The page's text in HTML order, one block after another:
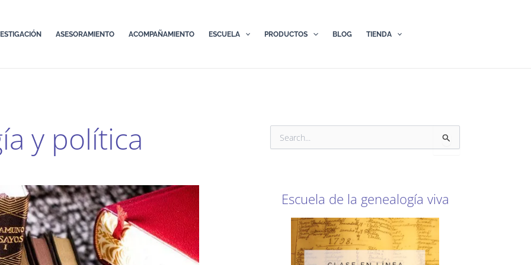
ASESORAMIENTO ACOMPAÑAMIENTO ESCUELA PRODUCTOS BLOG TIENDA
y política
Escuela de la genealogía viva